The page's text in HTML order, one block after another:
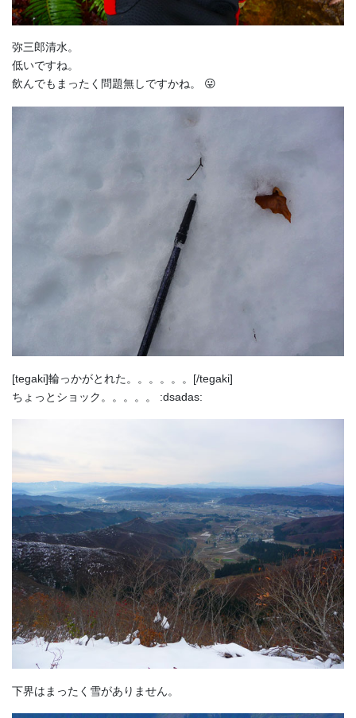
弥三郎清水。
低いですね。
飲んでもまったく問題無しですかね。 😛
[tegaki]輪っかがとれた。。。。。。[/tegaki]
ちょっとショック。。。。。 :dsadas:
下界はまったく雪がありません。